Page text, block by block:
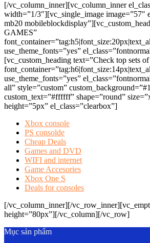
[/vc_column_inner][vc_column_inner
width=”1/3″][vc_single_image image=”57″
mb20
GAMES”
use_theme_fonts=”yes”
[vc_custom_heading text=”Check top sets of
use_theme_fonts=”yes”
all” style=”custom”
custom_text=”#ffffff” shape=”round”
height=”5px” el_class=”clearbox”]
Xbox console
PS consolde
Cheap Deals
Games and DVD
WIFI and internet
Game Accesories
Xbox One S
Deals for consoles
[/vc_column_inner][/
height=”80px”][/vc_column][/vc_row]
Mục sản phẩm